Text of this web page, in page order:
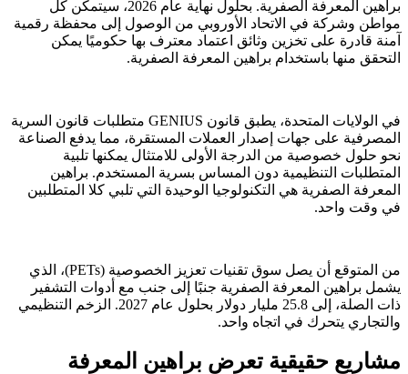
براهين المعرفة الصفرية. بحلول نهاية عام 2026، سيتمكن كل
مواطن وشركة في الاتحاد الأوروبي من الوصول إلى محفظة رقمية
آمنة قادرة على تخزين وثائق اعتماد معترف بها حكوميًا يمكن
التحقق منها باستخدام براهين المعرفة الصفرية.
في الولايات المتحدة، يطبق قانون GENIUS متطلبات قانون السرية
المصرفية على جهات إصدار العملات المستقرة، مما يدفع الصناعة
نحو حلول خصوصية من الدرجة الأولى للامتثال يمكنها تلبية
المتطلبات التنظيمية دون المساس بسرية المستخدم. براهين
المعرفة الصفرية هي التكنولوجيا الوحيدة التي تلبي كلا المتطلبين
في وقت واحد.
من المتوقع أن يصل سوق تقنيات تعزيز الخصوصية (PETs)، الذي
يشمل براهين المعرفة الصفرية جنبًا إلى جنب مع أدوات التشفير
ذات الصلة، إلى 25.8 مليار دولار بحلول عام 2027. الزخم التنظيمي
والتجاري يتحرك في اتجاه واحد.
مشاريع حقيقية تعرض براهين المعرفة